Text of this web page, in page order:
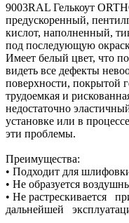
9003RAL Гелькоут
предускоренный,
кислот, наполненный,
под последующую
Имеет белый цвет, что
видеть все дефекты
поверхности, покрытой
трудоемкая и
недостаточно
установке или в
эти проблемы.
Преимущества:
• Подходит для
• Не образуется
• Не растрескивается
дальнейшей